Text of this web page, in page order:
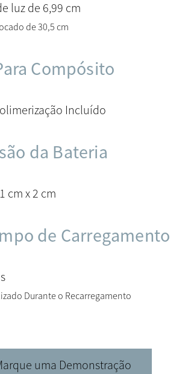
luz de 6,99 cm
de 30,5 cm
Compósito
Incluído
da Bateria
cm x 2 cm
de Carregamento
Durante o Recarregamento
uma Demonstração